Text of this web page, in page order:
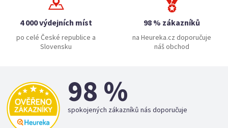
4 000 výdejních míst
po celé České republice a
Slovensku
98 % zákazníků
na Heureka.cz doporučuje
náš obchod
98 %
spokojených zákazníků nás doporučuje